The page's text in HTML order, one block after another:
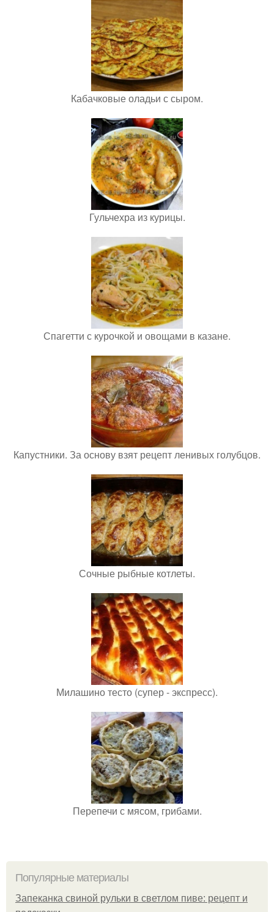
Кабачковые оладьи с сыром.
Гульчехра из курицы.
Спагетти с курочкой и овощами в казане.
Капустники. За основу взят рецепт ленивых голубцов.
Сочные рыбные котлеты.
Милашино тесто (супер - экспресс).
Перепечи с мясом, грибами.
Популярные материалы
Запеканка свиной рульки в светлом пиве: рецепт и